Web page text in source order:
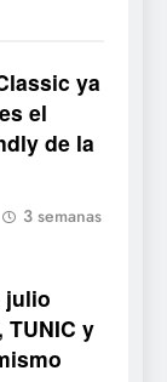
ya
el
de la
3 semanas
julio
TUNIC y
a
y PC
el único
la saga
julio